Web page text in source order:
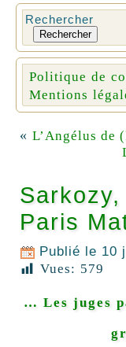
Rechercher
Rechercher
Politique de
Mentions
« L’Angélus de
Paris
Publié le 10
Vues: 579
… Les juges